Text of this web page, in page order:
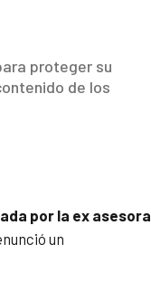
proteger su
de los
por la ex asesora
un